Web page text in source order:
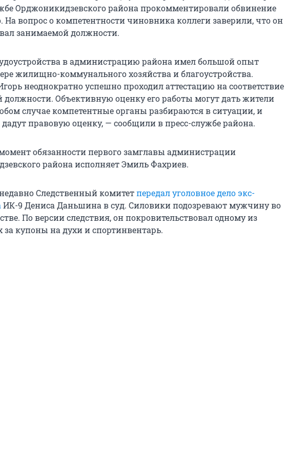
Орджоникидзевского района прокомментировали обвинение
На вопрос о компетентности чиновника коллеги заверили, что он
занимаемой должности.
в администрацию района имел большой опыт
жилищно-коммунального хозяйства и благоустройства.
неоднократно успешно проходил аттестацию на соответствие
Объективную оценку его работы могут дать жители
случае компетентные органы разбираются в ситуации, и
правовую оценку, — сообщили в пресс-службе района.
обязанности первого замглавы администрации
района исполняет Эмиль Фахриев.
Следственный комитетпередал уголовное дело экс-
ИК-9 Дениса Даньшина в суд. Силовики подозревают мужчину во
По версии следствия, он покровительствовал одному из
купоны на духи и спортинвентарь.